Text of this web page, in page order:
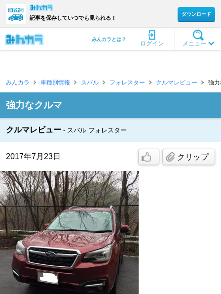
記事を保存していつでも見られる！
ダウンロード
メニュー
ログイン
みんカラとは？
みんカラ 車種別情報 スバル フォレスター クルマレビュー 強
強力なクルマ
クルマレビュー スバル フォレスター
2017年7月23日 クリップ